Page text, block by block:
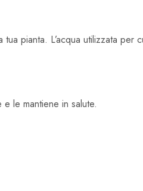
pianta. L’acqua utilizzata
le mantiene in salute.